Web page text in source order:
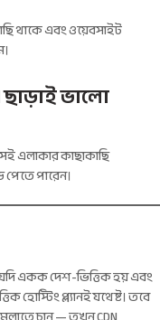
থাকে এবং ওয়েবসাইট
ভালো
এলাকার কাছাকাছি
পারেন।
একক দেশ-ভিত্তিক হয় এবং
হোস্টিং প্ল্যানই যথেষ্ট। তবে